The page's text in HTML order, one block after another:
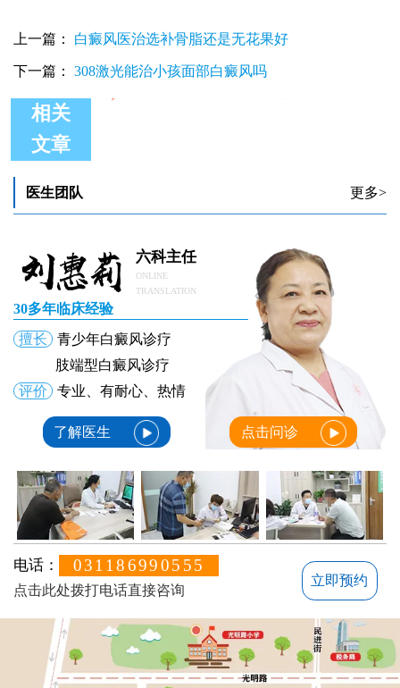
上一篇： 白癜风医治选补骨脂还是无花果好
下一篇： 308激光能治小孩面部白癜风吗
相关
文章
医生团队 更多>
六科主任
ONLINE
TRANSLATION
30多年临床经验
擅长
青少年白癜风诊疗
肢端型白癜风诊疗
评价
专业、有耐心、热情
了解医生 点击问诊
电话： 031186990555
点击此处拨打电话直接咨询
立即预约